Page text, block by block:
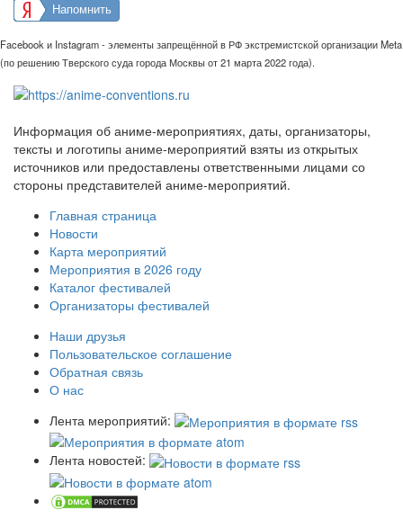
Напомнить
Facebook и Instagram - элементы запрещённой в РФ экстремистской организации Meta
(по решению Тверского суда города Москвы от 21 марта 2022 года).
Информация об аниме-мероприятиях, даты, организаторы,
тексты и логотипы аниме-мероприятий взяты из открытых
источников или предоставлены ответственными лицами со
стороны представителей аниме-мероприятий.
Главная страница
Новости
Карта мероприятий
Мероприятия в 2026 году
Каталог фестивалей
Организаторы фестивалей
Наши друзья
Пользовательское соглашение
Обратная связь
О нас
Лента мероприятий:
Лента новостей: